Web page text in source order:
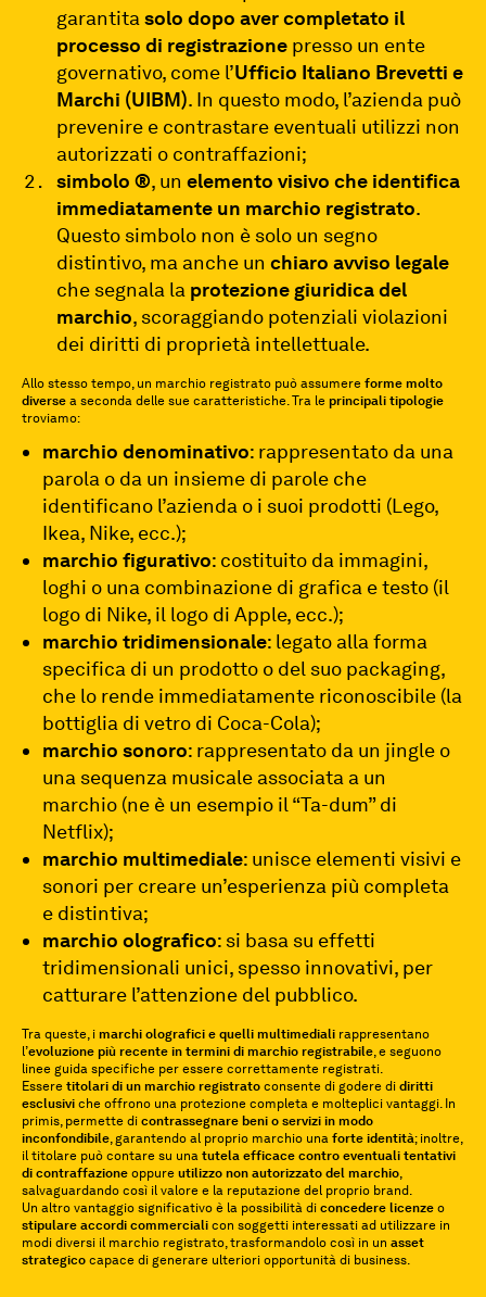
garantita solo dopo aver completato il
processo di registrazione presso un ente
governativo, come l’Ufficio Italiano Brevetti e
Marchi (UIBM). In questo modo, l’azienda può
prevenire e contrastare eventuali utilizzi non
autorizzati o contraffazioni;
simbolo ®, un elemento visivo che identifica
immediatamente un marchio registrato.
Questo simbolo non è solo un segno
distintivo, ma anche un chiaro avviso legale
che segnala la protezione giuridica del
marchio, scoraggiando potenziali violazioni
dei diritti di proprietà intellettuale.
Allo stesso tempo, un marchio registrato può assumere forme molto
diverse a seconda delle sue caratteristiche. Tra le principali tipologie
troviamo:
marchio denominativo: rappresentato da una
parola o da un insieme di parole che
identificano l’azienda o i suoi prodotti (Lego,
Ikea, Nike, ecc.);
marchio figurativo: costituito da immagini,
loghi o una combinazione di grafica e testo (il
logo di Nike, il logo di Apple, ecc.);
marchio tridimensionale: legato alla forma
specifica di un prodotto o del suo packaging,
che lo rende immediatamente riconoscibile (la
bottiglia di vetro di Coca-Cola);
marchio sonoro: rappresentato da un jingle o
una sequenza musicale associata a un
marchio (ne è un esempio il “Ta-dum” di
Netflix);
marchio multimediale: unisce elementi visivi e
sonori per creare un’esperienza più completa
e distintiva;
marchio olografico: si basa su effetti
tridimensionali unici, spesso innovativi, per
catturare l’attenzione del pubblico.
Tra queste, i marchi olografici e quelli multimediali rappresentano
l’evoluzione più recente in termini di marchio registrabile, e seguono
linee guida specifiche per essere correttamente registrati.
Essere titolari di un marchio registrato consente di godere di diritti
esclusivi che offrono una protezione completa e molteplici vantaggi. In
primis, permette di contrassegnare beni o servizi in modo
inconfondibile, garantendo al proprio marchio una forte identità; inoltre,
il titolare può contare su una tutela efficace contro eventuali tentativi
di contraffazione oppure utilizzo non autorizzato del marchio,
salvaguardando così il valore e la reputazione del proprio brand.
Un altro vantaggio significativo è la possibilità di concedere licenze o
stipulare accordi commerciali con soggetti interessati ad utilizzare in
modi diversi il marchio registrato, trasformandolo così in un asset
strategico capace di generare ulteriori opportunità di business.